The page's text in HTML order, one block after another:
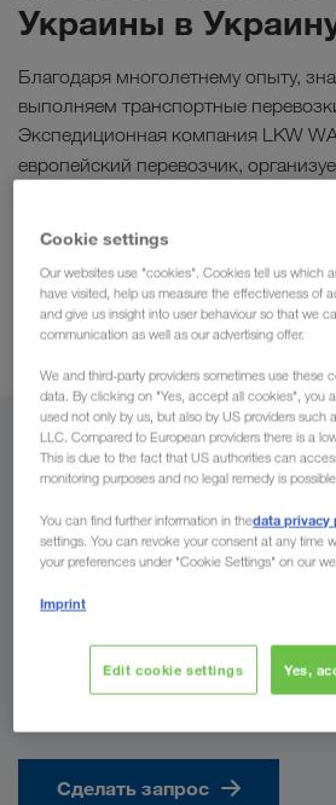
Украины в
Благодаря многолетнему опыту,
выполняем транспортные
Экспедиционная компания LKW
европейский перевозчик,
этом мы разговариваем на
Восточной Европы. Кроме этого,
конкурентоспособные
других преимуществ.
Из
Сделать запрос
Cookie settings
Our websites use "cookies". Cookies tell us which
have visited, help us measure the effectiveness of
and give us insight into user behaviour so that we
communication as well as our advertising offer.
We and third-party providers sometimes use these
data. By clicking on "Yes, accept all cookies", you
used not only by us, but also by US providers such
LLC. Compared to European providers there is a
This is due to the fact that US authorities can
monitoring purposes and no legal remedy is
You can find further information in thedata privacy
settings. You can revoke your consent at any time
your preferences under "Cookie Settings" on our
Imprint
Edit cookie settings Yes,